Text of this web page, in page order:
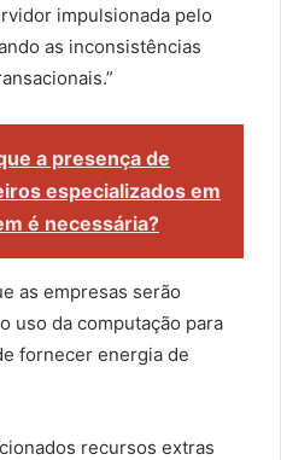
impulsionada pelo
as inconsistências
a presença de
especializados em
é necessária?
as empresas serão
uso da computação para
fornecer energia de
recursos extras